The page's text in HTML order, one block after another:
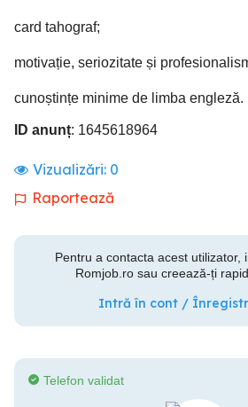
card tahograf;
motivație, seriozitate și
cunoștințe minime de limba engleză.
ID anunț: 1645618964
Vizualizări: 0
Raportează
Pentru a contacta acest utilizator,
Romjob.ro sau creează-ți
Intră în cont /
Telefon validat